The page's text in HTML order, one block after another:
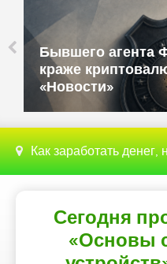
Бывшего агента
краже
«Новости»
Как заработать денег, не выходя
Сегодня
«Основы